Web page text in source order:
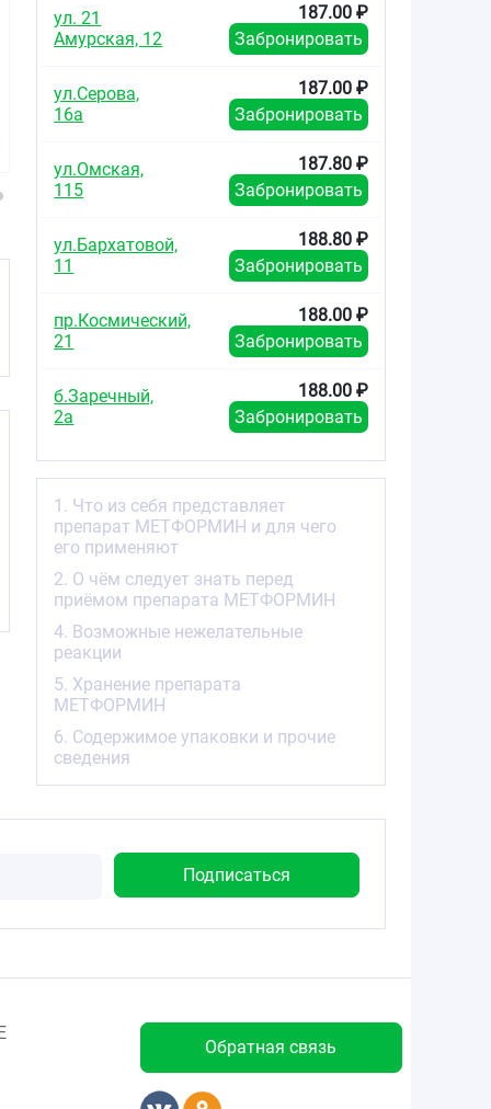
Метформин-Вертекс
таблетки 1000мг
117.00
Метформин Лонг
таблетки с
высвобождением
500мг №60
ул. 21
Амурская, 12
187.00 ₽
Забронировать
ул.Серова,
16а
187.00 ₽
Забронировать
ул.Омская,
115
187.80 ₽
Забронировать
ул.Бархатовой,
11
188.80 ₽
Забронировать
пр.Космический,
21
188.00 ₽
Забронировать
б.Заречный,
2а
188.00 ₽
Забронировать
1. Что из себя представляет
препарат МЕТФОРМИН и для чего
его применяют
2. О чём следует знать перед
приёмом препарата МЕТФОРМИН
4. Возможные нежелательные
реакции
5. Хранение препарата
МЕТФОРМИН
6. Содержимое упаковки и прочие
сведения
Обратная связь